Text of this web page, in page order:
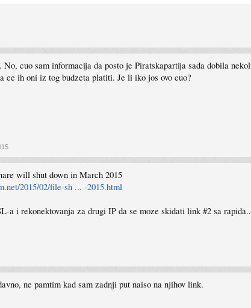
cuo sam informacija da posto je Piratskapartija sada dobila
ce ih oni iz tog budzeta platiti. Je li iko jos ovo cuo?
will shut down in March 2015
2015/02/file-sh ... -2015.html
a i rekonektovanja za drugi IP da se moze skidati link #2 sa
ne pamtim kad sam zadnji put naiso na njihov link.